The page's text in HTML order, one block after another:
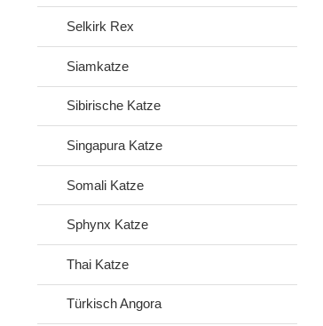
Selkirk Rex
Siamkatze
Sibirische Katze
Singapura Katze
Somali Katze
Sphynx Katze
Thai Katze
Türkisch Angora